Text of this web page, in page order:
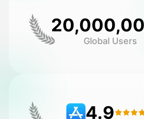
Global Users
4.9